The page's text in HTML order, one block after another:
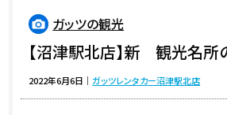
ガッツの観光
【沼津駅北店】新 観光名所の
2022年6月6日 ｜ガッツレンタカー沼津駅北店